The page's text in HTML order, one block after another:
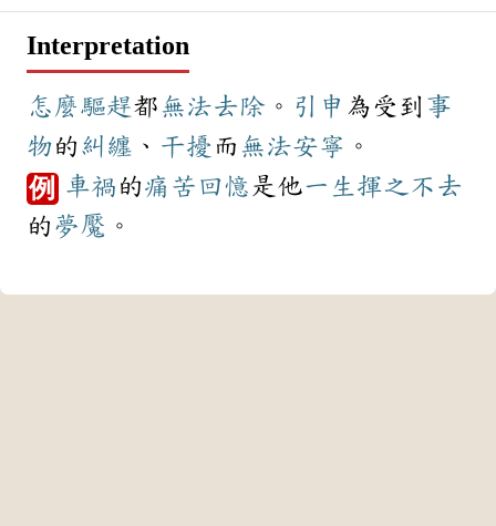
Interpretation
怎麼驅趕都無法去除 。 引申 為受到 事
物的 糾纏 、 干擾 而 無法安寧 。
例 車禍 的痛苦 回憶 是他一生 揮之不去
的 夢魘 。